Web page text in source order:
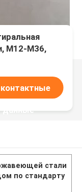
M12-M36,
контактные
данные
стали
по стандарту